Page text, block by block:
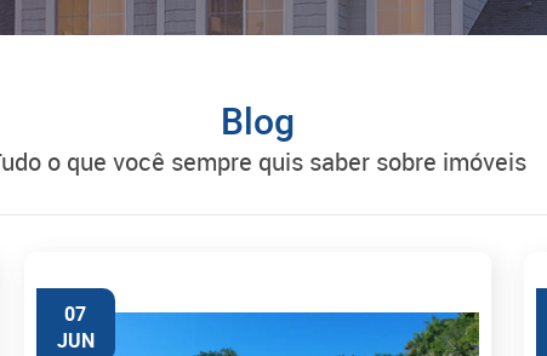
Blog
tudo o que você sempre quis saber sobre imóveis
07
JUN